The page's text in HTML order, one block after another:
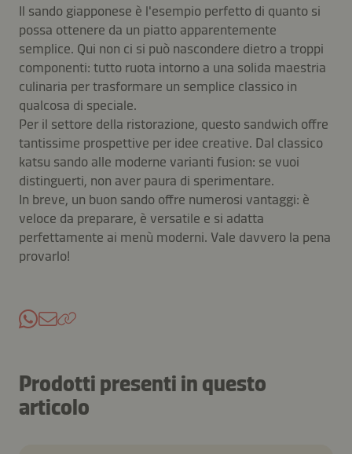
Il sando giapponese è l'esempio perfetto di quanto si
possa ottenere da un piatto apparentemente
semplice. Qui non ci si può nascondere dietro a troppi
componenti: tutto ruota intorno a una solida maestria
culinaria per trasformare un semplice classico in
qualcosa di speciale.
Per il settore della ristorazione, questo sandwich offre
tantissime prospettive per idee creative. Dal classico
katsu sando alle moderne varianti fusion: se vuoi
distinguerti, non aver paura di sperimentare.
In breve, un buon sando offre numerosi vantaggi: è
veloce da preparare, è versatile e si adatta
perfettamente ai menù moderni. Vale davvero la pena
provarlo!
Prodotti presenti in questo
articolo